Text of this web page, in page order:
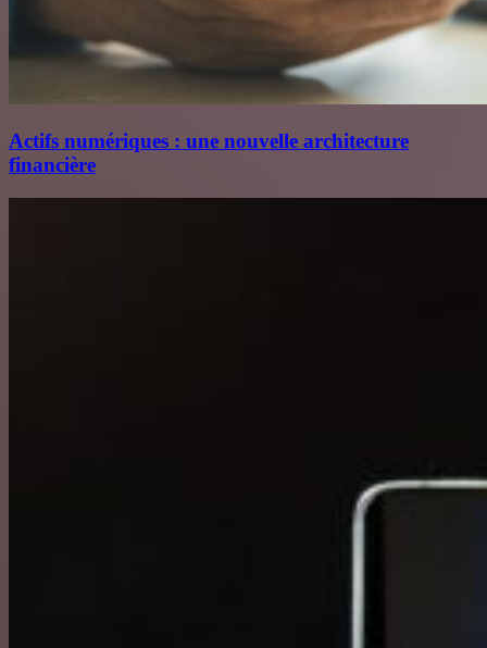
Actifs numériques : une nouvelle architecture
financière